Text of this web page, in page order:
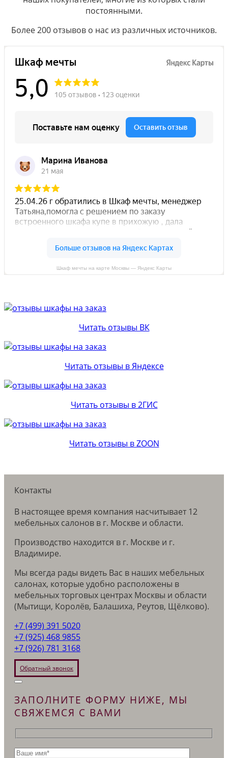
постоянными.
Более 200 отзывов о нас из различных источников.
Шкаф мечты на карте Москвы — Яндекс Карты
Читать отзывы ВК
Читать отзывы в Яндексе
Читать отзывы в 2ГИС
Читать отзывы в ZOON
Контакты
В настоящее время компания насчитывает 12
мебельных салонов в г. Москве и области.
Производство находится в г. Москве и г.
Владимире.
Мы всегда рады видеть Вас в наших мебельных
салонах, которые удобно расположены в
мебельных торговых центрах Москвы и области
(Мытищи, Королёв, Балашиха, Реутов, Щёлково).
+7 (499) 391 5020
+7 (925) 468 9855
+7 (926) 781 3168
Обратный звонок
ЗАПОЛНИТЕ ФОРМУ НИЖЕ, МЫ
СВЯЖЕМСЯ С ВАМИ